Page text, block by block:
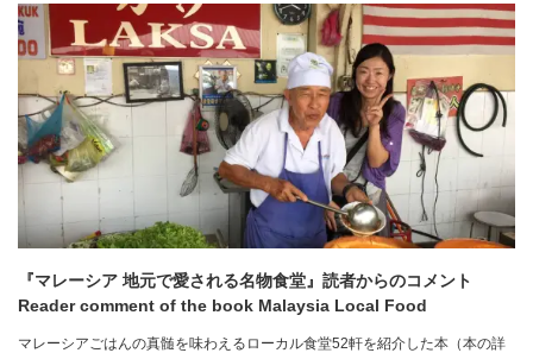
『マレーシア 地元で愛される名物食堂』読者からのコメント
Reader comment of the book Malaysia Local Food
マレーシアごはんの真髄を味わえるローカル食堂52軒を紹介した本（本の詳